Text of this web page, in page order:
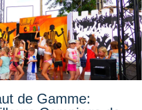
de Gamme: